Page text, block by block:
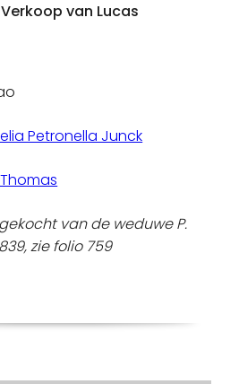
van Lucas
Petronella Junck
gekocht van de weduwe P.
zie folio 759